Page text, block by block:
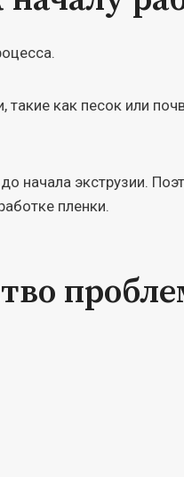
как песок или
начала экструзии.
пленки.